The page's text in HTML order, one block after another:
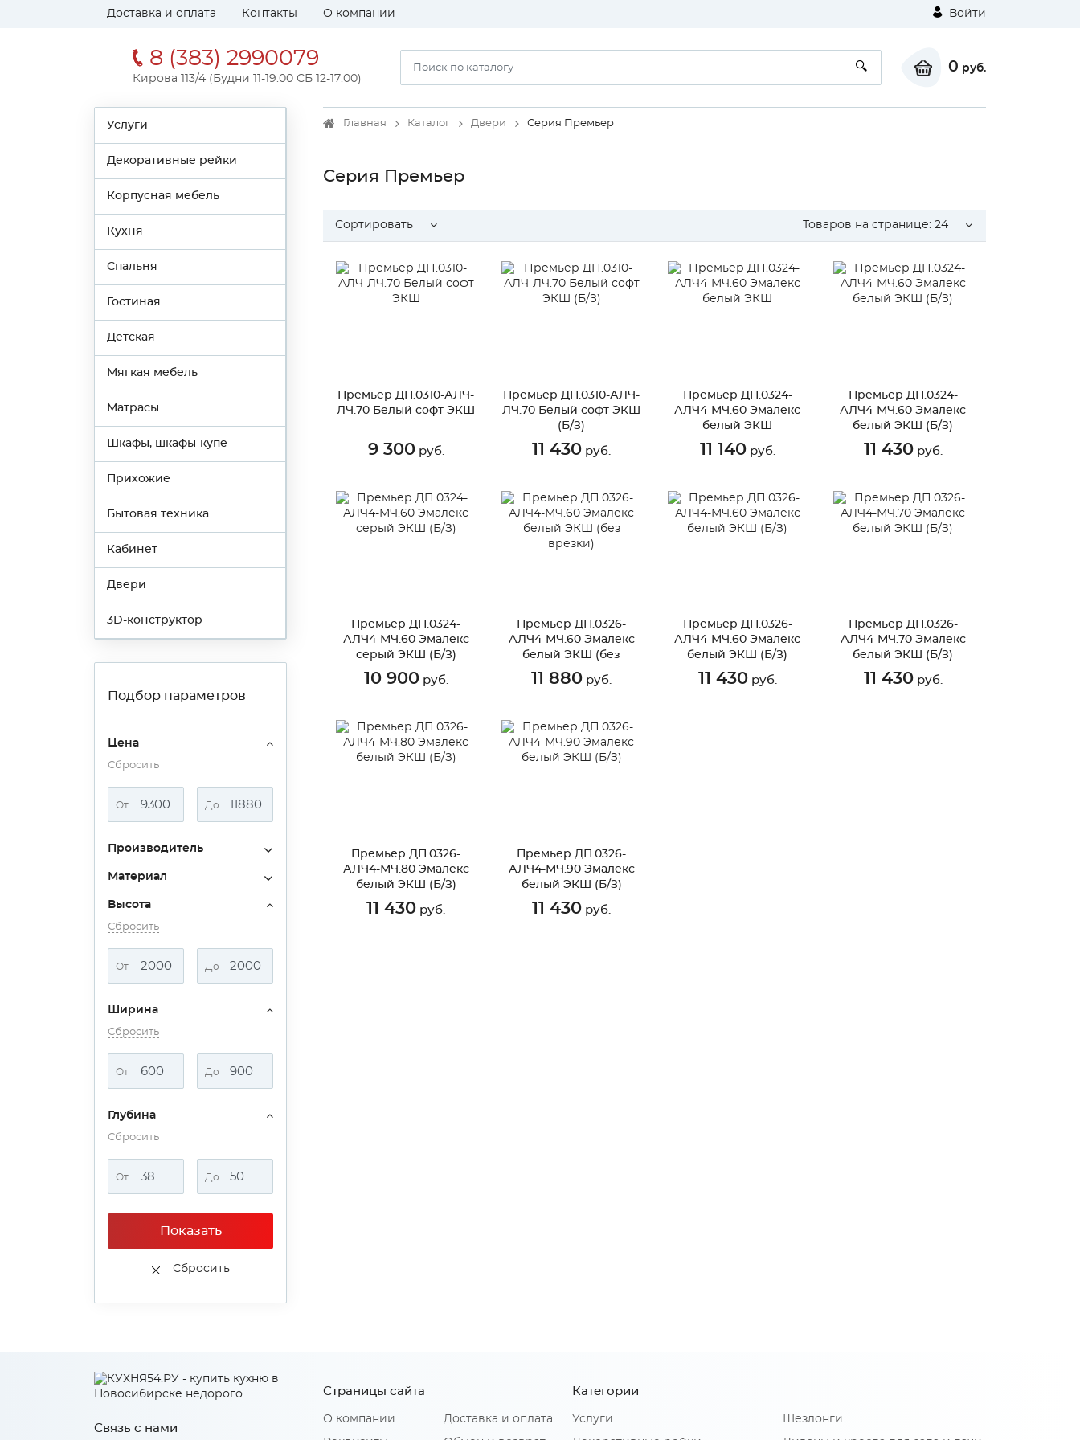
Доставка и оплата Контакты О компании Войти
8 (383) 2990079
Кирова 113/4 (Будни 11-19:00 СБ 12-17:00)
0 руб.
Услуги
Декоративные рейки
Корпусная мебель
Кухня
Спальня
Гостиная
Детская
Мягкая мебель
Матрасы
Шкафы, шкафы-купе
Прихожие
Бытовая техника
Кабинет
Двери
3D-конструктор
Подбор параметров
Цена
Сбросить
От До
Производитель
Материал
Высота
Сбросить
От До
Ширина
Сбросить
От До
Глубина
Сбросить
От До
Показать
Сбросить
Главная Каталог Двери Серия Премьер
Серия Премьер
Сортировать Товаров на странице: 24
Премьер ДП.0310-АЛЧ-
ЛЧ.70 Белый софт ЭКШ
9 300руб.
Премьер ДП.0310-АЛЧ-
ЛЧ.70 Белый софт ЭКШ
(Б/З)
11 430 руб.
Премьер ДП.0324-
АЛЧ4-МЧ.60 Эмалекс
белый ЭКШ
11 140руб.
Премьер ДП.0324-
АЛЧ4-МЧ.60 Эмалекс
белый ЭКШ (Б/З)
11 430руб.
Премьер ДП.0324-
АЛЧ4-МЧ.60 Эмалекс
серый ЭКШ (Б/З)
10 900руб.
Премьер ДП.0326-
АЛЧ4-МЧ.60 Эмалекс
белый ЭКШ (без
врезки)
11 880 руб.
Премьер ДП.0326-
АЛЧ4-МЧ.60 Эмалекс
белый ЭКШ (Б/З)
11 430руб.
Премьер ДП.0326-
АЛЧ4-МЧ.70 Эмалекс
белый ЭКШ (Б/З)
11 430руб.
Премьер ДП.0326-
АЛЧ4-МЧ.80 Эмалекс
белый ЭКШ (Б/З)
11 430 руб.
Премьер ДП.0326-
АЛЧ4-МЧ.90 Эмалекс
белый ЭКШ (Б/З)
11 430 руб.
Связь с нами
Страницы сайта
О компании Доставка и оплата
Категории
Услуги Шезлонги